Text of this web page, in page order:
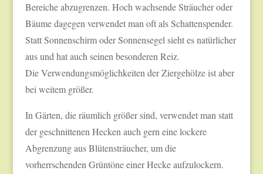
Bereiche abzugrenzen. Hoch wachsende Sträucher oder
Bäume dagegen verwendet man oft als Schattenspender.
Statt Sonnenschirm oder Sonnensegel sieht es natürlicher
aus und hat auch seinen besonderen Reiz.
Die Verwendungsmöglichkeiten der Ziergehölze ist aber
bei weitem größer.
In Gärten, die räumlich größer sind, verwendet man statt
der geschnittenen Hecken auch gern eine lockere
Abgrenzung aus Blütensträucher, um die
vorherrschenden Grüntöne einer Hecke aufzulockern.